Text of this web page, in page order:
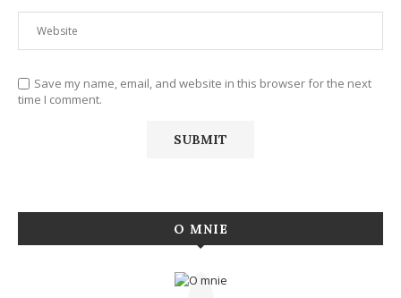
Save my name, email, and website in this browser for the next
time I comment.
O MNIE